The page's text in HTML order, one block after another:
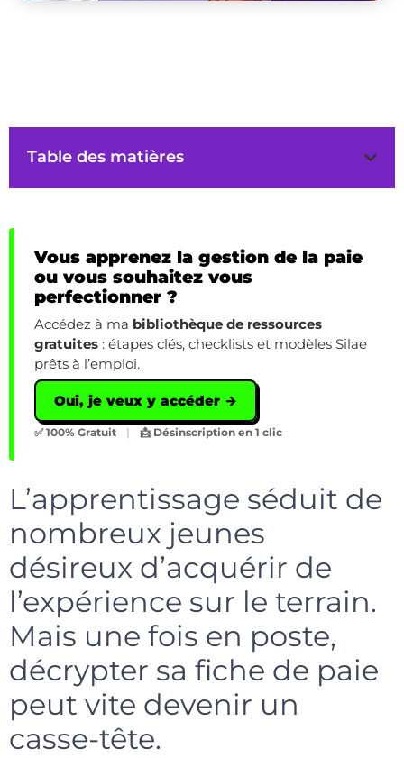
Table des matières
Vous apprenez la gestion de la paie
ou vous souhaitez vous
perfectionner ?
Accédez à ma bibliothèque de ressources
gratuites : étapes clés, checklists et modèles Silae
prêts à l’emploi.
Oui, je veux y accéder →
✅ 100% Gratuit | 📩 Désinscription en 1 clic
L’apprentissage séduit de
nombreux jeunes
désireux d’acquérir de
l’expérience sur le terrain.
Mais une fois en poste,
décrypter sa fiche de paie
peut vite devenir un
casse-tête.